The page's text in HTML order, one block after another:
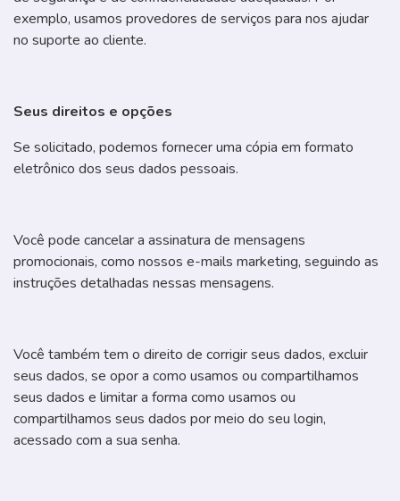
exemplo, usamos provedores de serviços para nos ajudar
no suporte ao cliente.
Seus direitos e opções
Se solicitado, podemos fornecer uma cópia em formato
eletrônico dos seus dados pessoais.
Você pode cancelar a assinatura de mensagens
promocionais, como nossos e-mails marketing, seguindo as
instruções detalhadas nessas mensagens.
Você também tem o direito de corrigir seus dados, excluir
seus dados, se opor a como usamos ou compartilhamos
seus dados e limitar a forma como usamos ou
compartilhamos seus dados por meio do seu login,
acessado com a sua senha.